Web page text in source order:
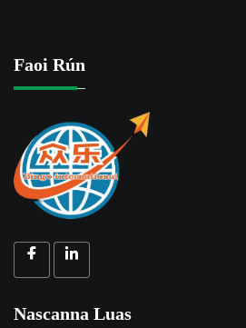
Faoi Rún
Nascanna Luas